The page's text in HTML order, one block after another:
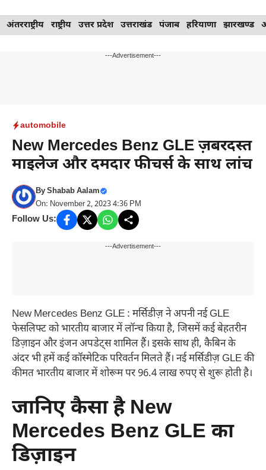
Skip
to
अंतरराष्ट्रीय राष्ट्रीय उत्तर प्रदेश उत्तराखंड पंजाब हरियाणा झारखण्ड
---Advertisement---
automobile
New Mercedes Benz GLE ज़बरदस्त
माइलेज और दमदार फीचर्स के साथ लांच
ByShabab Aalam
On: November 2, 2023 4:36 PM
Follow Us:
---Advertisement---
New Mercedes Benz GLE : मर्सिडीज़ ने अपनी नई GLE
फेसलिफ्ट को भारतीय बाजार में लॉन्च किया है, जिसमें कई बेहतरीन
डिज़ाइन और इंजन अपडेट्स शामिल हैं। इसके साथ ही, कैबिन के
अंदर भी हमें कई कॉस्मेटिक परिवर्तन मिलते हैं। नई मर्सिडीज़ GLE की
कीमत भारतीय बाजार में शोरूम पर 96.4 लाख रुपए से शुरू होती है।
जानिए कैसा है New
Mercedes Benz GLE का
डिज़ाइन